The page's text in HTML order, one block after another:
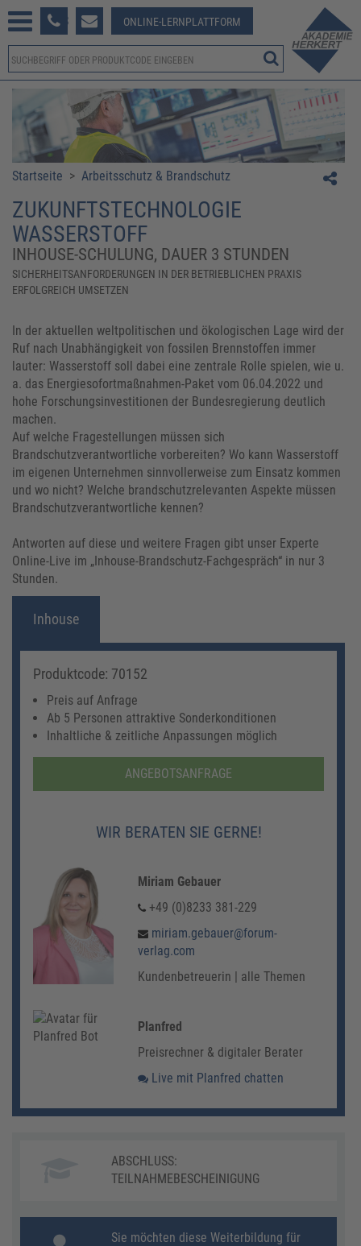
381-123 ONLINE-LERNPLATTFORM
Startseite > Arbeitsschutz & Brandschutz
ZUKUNFTSTECHNOLOGIE
WASSERSTOFF
INHOUSE-SCHULUNG, DAUER 3 STUNDEN
SICHERHEITSANFORDERUNGEN IN DER BETRIEBLICHEN PRAXIS
ERFOLGREICH UMSETZEN
In der aktuellen weltpolitischen und ökologischen Lage wird der
Ruf nach Unabhängigkeit von fossilen Brennstoffen immer
lauter: Wasserstoff soll dabei eine zentrale Rolle spielen, wie u.
a. das Energiesofortmaßnahmen-Paket vom 06.04.2022 und
hohe Forschungsinvestitionen der Bundesregierung deutlich
machen.
Auf welche Fragestellungen müssen sich
Brandschutzverantwortliche vorbereiten? Wo kann Wasserstoff
im eigenen Unternehmen sinnvollerweise zum Einsatz kommen
und wo nicht? Welche brandschutzrelevanten Aspekte müssen
Brandschutzverantwortliche kennen?
Antworten auf diese und weitere Fragen gibt unser Experte
Online-Live im „Inhouse-Brandschutz-Fachgespräch“ in nur 3
Stunden.
Inhouse
Produktcode: 70152
Preis auf Anfrage
Ab 5 Personen attraktive Sonderkonditionen
Inhaltliche & zeitliche Anpassungen möglich
ANGEBOTSANFRAGE
WIR BERATEN SIE GERNE!
Miriam Gebauer
+49 (0)8233 381-229
miriam.gebauer@forum-
verlag.com
Kundenbetreuerin | alle Themen
Planfred
Preisrechner & digitaler Berater
Live mit Planfred chatten
ABSCHLUSS:
TEILNAHMEBESCHEINIGUNG
Sie möchten diese Weiterbildung für